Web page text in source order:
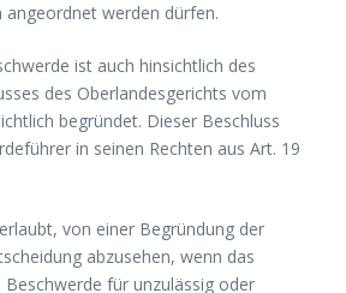
werden dürfen.
ist auch hinsichtlich des
des Oberlandesgerichts vom
begründet. Dieser Beschluss
in seinen Rechten aus Art. 19
von einer Begründung der
abzusehen, wenn das
für unzulässig oder